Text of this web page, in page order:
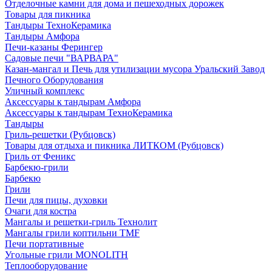
Отделочные камни для дома и пешеходных дорожек
Товары для пикника
Тандыры ТехноКерамика
Тандыры Амфора
Печи-казаны Ферингер
Садовые печи "ВАРВАРА"
Казан-мангал и Печь для утилизации мусора Уральский Завод
Печного Оборудования
Уличный комплекс
Аксессуары к тандырам Амфора
Аксессуары к тандырам ТехноКерамика
Тандыры
Гриль-решетки (Рубцовск)
Товары для отдыха и пикника ЛИТКОМ (Рубцовск)
Гриль от Феникс
Барбекю-грили
Барбекю
Грили
Печи для пицы, духовки
Очаги для костра
Мангалы и решетки-гриль Технолит
Мангалы грили коптильни TMF
Печи портативные
Угольные грили MONOLITH
Теплооборудование